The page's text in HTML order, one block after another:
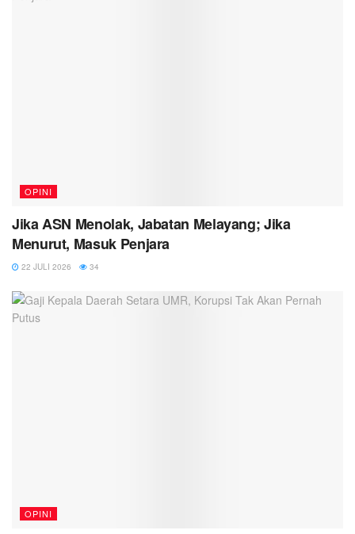
OPINI
Jika ASN Menolak, Jabatan Melayang; Jika
Menurut, Masuk Penjara
22 JULI 2026 34
OPINI